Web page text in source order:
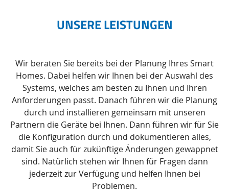
UNSERE LEISTUNGEN
Wir beraten Sie bereits bei der Planung Ihres Smart
Homes. Dabei helfen wir Ihnen bei der Auswahl des
Systems, welches am besten zu Ihnen und Ihren
Anforderungen passt. Danach führen wir die Planung
durch und installieren gemeinsam mit unseren
Partnern die Geräte bei Ihnen. Dann führen wir für Sie
die Konfiguration durch und dokumentieren alles,
damit Sie auch für zukünftige Änderungen gewappnet
sind. Natürlich stehen wir Ihnen für Fragen dann
jederzeit zur Verfügung und helfen Ihnen bei
Problemen.